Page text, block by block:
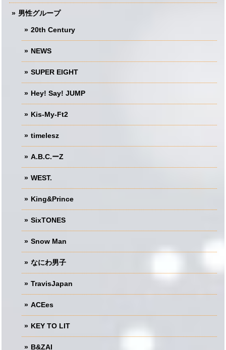
男性グループ
20th Century
NEWS
SUPER EIGHT
Hey! Say! JUMP
Kis-My-Ft2
timelesz
A.B.C.ーZ
WEST.
King&Prince
SixTONES
Snow Man
なにわ男子
TravisJapan
ACEes
KEY TO LIT
B&ZAI